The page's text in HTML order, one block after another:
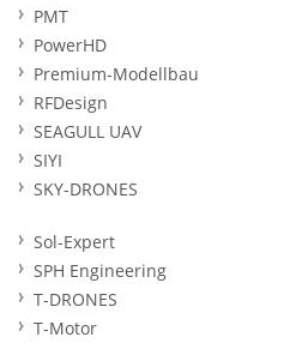
PMT
PowerHD
Premium-Modellbau
RFDesign
SEAGULL UAV
SIYI
SKY-DRONES
Sol-Expert
SPH Engineering
T-DRONES
T-Motor